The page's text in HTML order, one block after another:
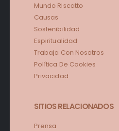
Mundo Riscatto
Causas
Sostenibilidad
Espiritualidad
Trabaja Con Nosotros
Política De Cookies
Privacidad
SITIOS RELACIONADOS
Prensa